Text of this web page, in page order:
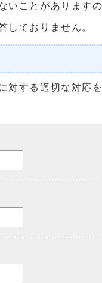
ことがあります
しておりません。
する適切な対応